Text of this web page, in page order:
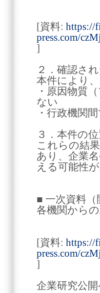
[資料: https://
press.com/
]
２．確認さ
本件により
・原因物質
ない
・行政機関
３．本件の
これらの結
あり、企業
える可能性が
■ 一次資料（
各機関から
[資料: https://
press.com/
]
企業研究公開